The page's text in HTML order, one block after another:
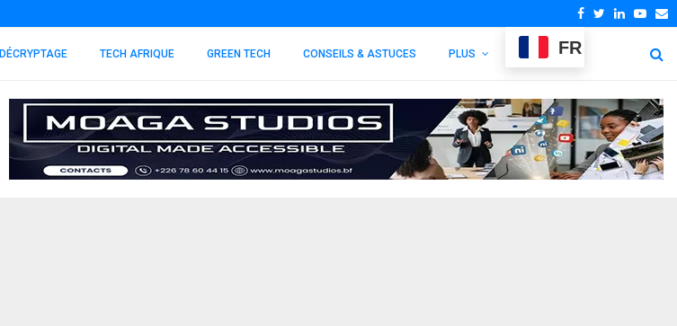
Facebook
Twitter
Linkedin
DÉCRYPTAGE TECH AFRIQUE GREEN TECH CONSEILS & ASTUCES PLUS FR